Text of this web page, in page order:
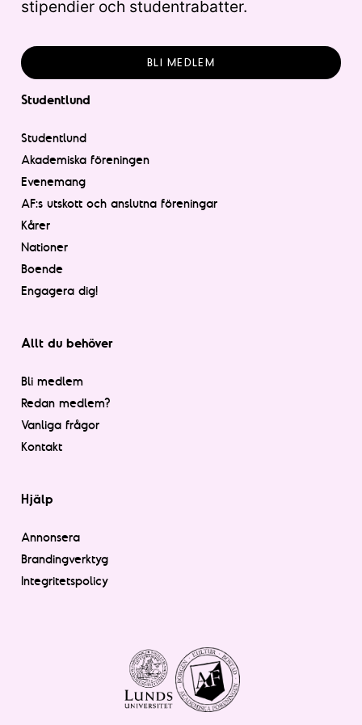
stipendier och studentrabatter.
BLI MEDLEM
Studentlund
Studentlund
Akademiska föreningen
Evenemang
AF:s utskott och anslutna föreningar
Kårer
Nationer
Boende
Engagera dig!
Allt du behöver
Bli medlem
Redan medlem?
Vanliga frågor
Kontakt
Hjälp
Annonsera
Brandingverktyg
Integritetspolicy